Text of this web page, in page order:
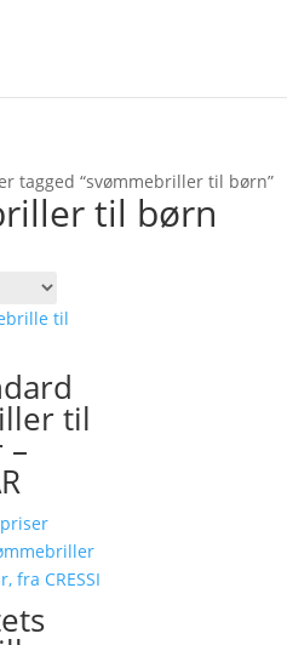
tagged “svømmebriller til børn”
til børn
til
–